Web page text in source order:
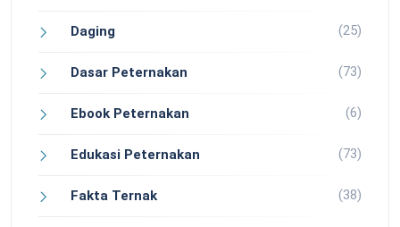
Daging (25)
Dasar Peternakan (73)
Ebook Peternakan (6)
Edukasi Peternakan (73)
Fakta Ternak (38)